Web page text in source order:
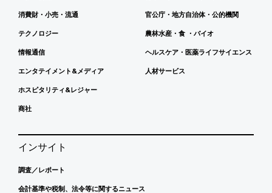
消費財・小売・流通
テクノロジー
情報通信
エンタテイメント&メディア
ホスピタリティ&レジャー
商社
官公庁・地方自治体・公的機関
農林水産・食 ・バイオ
ヘルスケア・医薬ライフサイエンス
人材サービス
インサイト
調査／レポート
会計基準や税制、法令等に関するニュース